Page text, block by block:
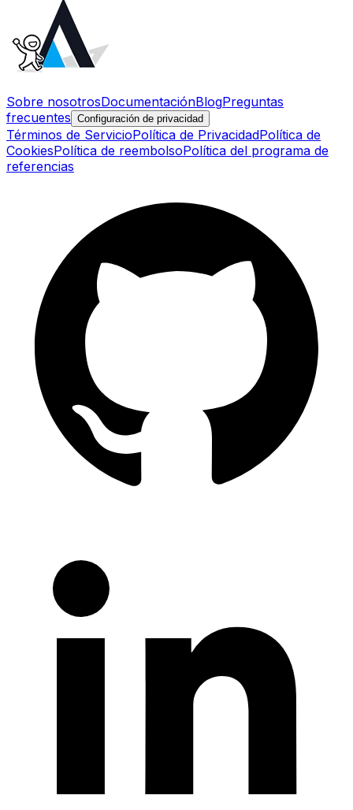
Sobre nosotrosDocumentaciónBlogPreguntas
frecuentes Configuración de privacidad
Términos de ServicioPolítica de PrivacidadPolítica de
CookiesPolítica de reembolsoPolítica del programa de
referencias